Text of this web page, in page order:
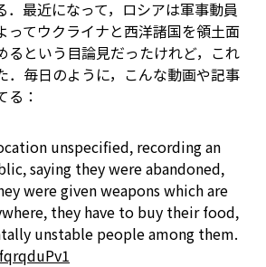
．最近になって，ロシアは軍事動員
ってウクライナと西洋諸国を領土面
という目論見だった――けれど，これ
．毎日のように，こんな動画や記事
る：
unspecified, recording an
saying they were abandoned,
were given weapons which are
they have to buy their food,
unstable people among them.